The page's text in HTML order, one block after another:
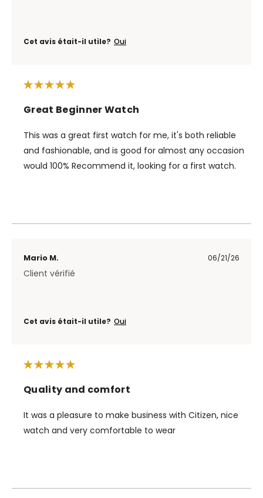
Cet avis était-il utile? Oui
Great Beginner Watch
This was a great first watch for me, it's both reliable
and fashionable, and is good for almost any occasion
would 100% Recommend it, looking for a first watch.
Mario M. 06/21/26
Client vérifié
Cet avis était-il utile? Oui
Quality and comfort
It was a pleasure to make business with Citizen, nice
watch and very comfortable to wear